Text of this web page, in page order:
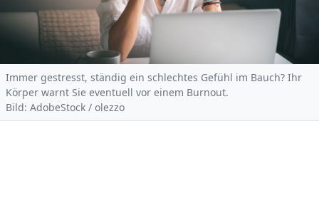
Immer gestresst, ständig ein schlechtes Gefühl im Bauch? Ihr
Körper warnt Sie eventuell vor einem Burnout.
Bild: AdobeStock / olezzo